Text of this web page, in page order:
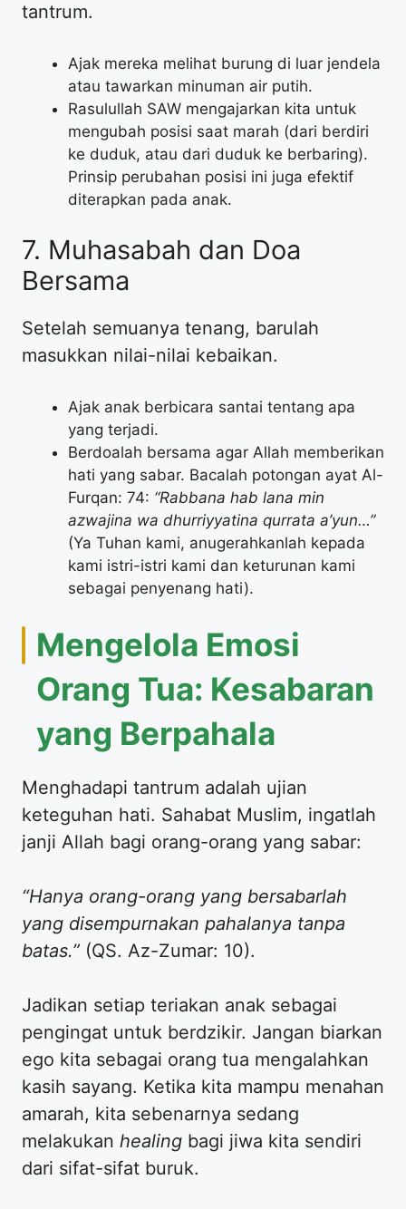
tantrum.
​Ajak mereka melihat burung di luar jendela
atau tawarkan minuman air putih.
​Rasulullah SAW mengajarkan kita untuk
mengubah posisi saat marah (dari berdiri
ke duduk, atau dari duduk ke berbaring).
Prinsip perubahan posisi ini juga efektif
diterapkan pada anak.
​7. Muhasabah dan Doa
Bersama
​Setelah semuanya tenang, barulah
masukkan nilai-nilai kebaikan.
​Ajak anak berbicara santai tentang apa
yang terjadi.
​Berdoalah bersama agar Allah memberikan
hati yang sabar. Bacalah potongan ayat Al-
Furqan: 74: “Rabbana hab lana min
azwajina wa dhurriyyatina qurrata a’yun…”
(Ya Tuhan kami, anugerahkanlah kepada
kami istri-istri kami dan keturunan kami
sebagai penyenang hati).
​Mengelola Emosi
Orang Tua: Kesabaran
yang Berpahala
​Menghadapi tantrum adalah ujian
keteguhan hati. Sahabat Muslim, ingatlah
janji Allah bagi orang-orang yang sabar:
“Hanya orang-orang yang bersabarlah
yang disempurnakan pahalanya tanpa
batas.” (QS. Az-Zumar: 10).
​Jadikan setiap teriakan anak sebagai
pengingat untuk berdzikir. Jangan biarkan
ego kita sebagai orang tua mengalahkan
kasih sayang. Ketika kita mampu menahan
amarah, kita sebenarnya sedang
melakukan healing bagi jiwa kita sendiri
dari sifat-sifat buruk.